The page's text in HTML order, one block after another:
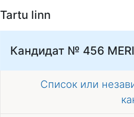
Tartu linn
Кандидат № 456
Список или